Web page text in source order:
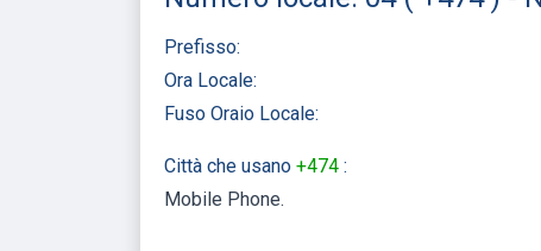
Prefisso:
Ora Locale:
Fuso Oraio Locale:
Città che usano +474 :
Mobile Phone